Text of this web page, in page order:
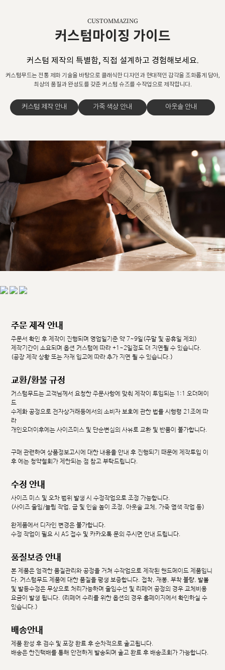
CUSTOMMAZING
커스텀마이징 가이드
커스텀 제작의 특별함, 직접 설계하고 경험해보세요.
커스텀무드는 전통 제화 기술을 바탕으로 클래식한 디자인과 현대적인 감각을 조화롭게 담아,
최상의 품질과 완성도를 갖춘 커스텀 슈즈를 수작업으로 제작합니다.
커스텀 제작 안내 가죽 색상 안내 아웃솔 안내
주문 제작 안내
주문서 확인 후 제작이 진행되며 영업일기준 약 7~9일(주말 및 공휴일 제외)
제작기간이 소요되며 옵션 커스텀에 따라 +1~2일정도 더 지연될 수 있습니다.
(공장 제작 상황 또는 자재 입고에 따라 추가 지연 될 수 있습니다.)
교환/환불 규정
커스텀무드는 고객님께서 요청한 주문사항에 맞춰 제작이 투입되는 1:1 오더메이
드
수제화 공정으로 전자상거래등에서의 소비자 보호에 관한 법률 시행령 21조에 따
라
개인오더이후에는 사이즈미스 및 단순변심의 사유로 교환 및 반품이 불가합니다.
구매 관련하여 상품정보고시에 대한 내용을 안내 후 진행되기 때문에 제작투입 이
후 에는 청약철회가 제한되는 점 참고 부탁드립니다.
수정 안내
사이즈 미스 및 오차 범위 발생 시 수정작업으로 조정 가능합니다.
(사이즈 줄임/늘림 작업, 굽 및 인솔 높이 조정, 아웃솔 교체, 가죽 염색 작업 등)
완제품에서 디자인 변경은 불가합니다.
수정 작업이 필요 시 AS 접수 및 카카오톡 문의 주시면 안내 드립니다.
품질보증 안내
본 제품은 엄격한 품질관리와 공정을 거쳐 수작업으로 제작된 핸드메이드 제품입니
다. 커스텀무드 제품에 대한 품질을 평생 보증합니다. 접착, 재봉, 부착 불량, 발볼
및 발등수정은 무상으로 처리가능하며 줄임수선 및 리페어 공정의 경우 교체비용
요금이 발생 됩니다. (리페어 수리를 위한 옵션의 경우 홈페이지에서 확인하실 수
있습니다.)
배송안내
제품 완성 후 검수 및 포장 완료 후 순차적으로 출고됩니다.
배송은 한진택배를 통해 안전하게 발송되며 출고 완료 후 배송조회가 가능합니다.